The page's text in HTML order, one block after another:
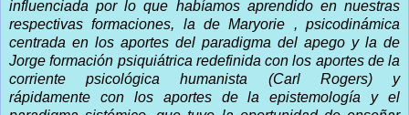
influenciada por lo que habíamos aprendido en nuestras
respectivas formaciones, la de Maryorie , psicodinámica
centrada en los aportes del paradigma del apego y la de
Jorge formación psiquiátrica redefinida con los aportes de la
corriente psicológica humanista (Carl Rogers) y
rápidamente con los aportes de la epistemología y el